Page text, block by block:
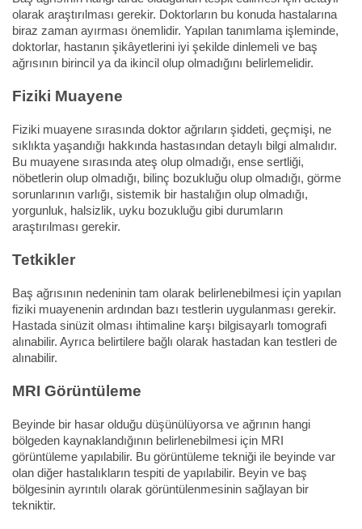
olarak araştırılması gerekir. Doktorların bu konuda hastalarına
biraz zaman ayırması önemlidir. Yapılan tanımlama işleminde,
doktorlar, hastanın şikâyetlerini iyi şekilde dinlemeli ve baş
ağrısının birincil ya da ikincil olup olmadığını belirlemelidir.
Fiziki Muayene
Fiziki muayene sırasında doktor ağrıların şiddeti, geçmişi, ne
sıklıkta yaşandığı hakkında hastasından detaylı bilgi almalıdır.
Bu muayene sırasında ateş olup olmadığı, ense sertliği,
nöbetlerin olup olmadığı, bilinç bozukluğu olup olmadığı, görme
sorunlarının varlığı, sistemik bir hastalığın olup olmadığı,
yorgunluk, halsizlik, uyku bozukluğu gibi durumların
araştırılması gerekir.
Tetkikler
Baş ağrısının nedeninin tam olarak belirlenebilmesi için yapılan
fiziki muayenenin ardından bazı testlerin uygulanması gerekir.
Hastada sinüzit olması ihtimaline karşı bilgisayarlı tomografi
alınabilir. Ayrıca belirtilere bağlı olarak hastadan kan testleri de
alınabilir.
MRI Görüntüleme
Beyinde bir hasar olduğu düşünülüyorsa ve ağrının hangi
bölgeden kaynaklandığının belirlenebilmesi için MRI
görüntüleme yapılabilir. Bu görüntüleme tekniği ile beyinde var
olan diğer hastalıkların tespiti de yapılabilir. Beyin ve baş
bölgesinin ayrıntılı olarak görüntülenmesinin sağlayan bir
tekniktir.